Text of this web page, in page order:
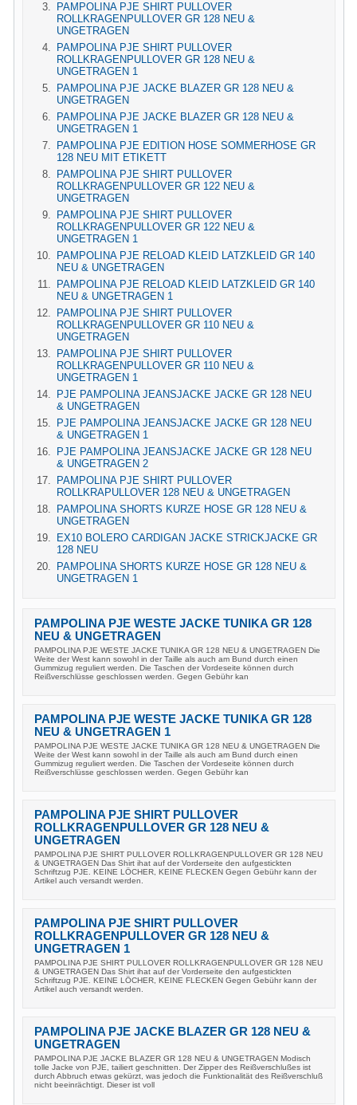
PAMPOLINA PJE SHIRT PULLOVER
ROLLKRAGENPULLOVER GR 128 NEU &
UNGETRAGEN
PAMPOLINA PJE SHIRT PULLOVER
ROLLKRAGENPULLOVER GR 128 NEU &
UNGETRAGEN 1
PAMPOLINA PJE JACKE BLAZER GR 128 NEU &
UNGETRAGEN
PAMPOLINA PJE JACKE BLAZER GR 128 NEU &
UNGETRAGEN 1
PAMPOLINA PJE EDITION HOSE SOMMERHOSE GR
128 NEU MIT ETIKETT
PAMPOLINA PJE SHIRT PULLOVER
ROLLKRAGENPULLOVER GR 122 NEU &
UNGETRAGEN
PAMPOLINA PJE SHIRT PULLOVER
ROLLKRAGENPULLOVER GR 122 NEU &
UNGETRAGEN 1
PAMPOLINA PJE RELOAD KLEID LATZKLEID GR 140
NEU & UNGETRAGEN
PAMPOLINA PJE RELOAD KLEID LATZKLEID GR 140
NEU & UNGETRAGEN 1
PAMPOLINA PJE SHIRT PULLOVER
ROLLKRAGENPULLOVER GR 110 NEU &
UNGETRAGEN
PAMPOLINA PJE SHIRT PULLOVER
ROLLKRAGENPULLOVER GR 110 NEU &
UNGETRAGEN 1
PJE PAMPOLINA JEANSJACKE JACKE GR 128 NEU
& UNGETRAGEN
PJE PAMPOLINA JEANSJACKE JACKE GR 128 NEU
& UNGETRAGEN 1
PJE PAMPOLINA JEANSJACKE JACKE GR 128 NEU
& UNGETRAGEN 2
PAMPOLINA PJE SHIRT PULLOVER
ROLLKRAPULLOVER 128 NEU & UNGETRAGEN
PAMPOLINA SHORTS KURZE HOSE GR 128 NEU &
UNGETRAGEN
EX10 BOLERO CARDIGAN JACKE STRICKJACKE GR
128 NEU
PAMPOLINA SHORTS KURZE HOSE GR 128 NEU &
UNGETRAGEN 1
PAMPOLINA PJE WESTE JACKE TUNIKA GR 128
NEU & UNGETRAGEN
PAMPOLINA PJE WESTE JACKE TUNIKA GR 128 NEU & UNGETRAGEN Die
Weite der West kann sowohl in der Taille als auch am Bund durch einen
Gummizug reguliert werden. Die Taschen der Vordeseite können durch
Reißverschlüsse geschlossen werden. Gegen Gebühr kan
PAMPOLINA PJE WESTE JACKE TUNIKA GR 128
NEU & UNGETRAGEN 1
PAMPOLINA PJE WESTE JACKE TUNIKA GR 128 NEU & UNGETRAGEN Die
Weite der West kann sowohl in der Taille als auch am Bund durch einen
Gummizug reguliert werden. Die Taschen der Vordeseite können durch
Reißverschlüsse geschlossen werden. Gegen Gebühr kan
PAMPOLINA PJE SHIRT PULLOVER
ROLLKRAGENPULLOVER GR 128 NEU &
UNGETRAGEN
PAMPOLINA PJE SHIRT PULLOVER ROLLKRAGENPULLOVER GR 128 NEU
& UNGETRAGEN Das Shirt ihat auf der Vorderseite den aufgestickten
Schriftzug PJE. KEINE LÖCHER, KEINE FLECKEN Gegen Gebühr kann der
Artikel auch versandt werden.
PAMPOLINA PJE SHIRT PULLOVER
ROLLKRAGENPULLOVER GR 128 NEU &
UNGETRAGEN 1
PAMPOLINA PJE SHIRT PULLOVER ROLLKRAGENPULLOVER GR 128 NEU
& UNGETRAGEN Das Shirt ihat auf der Vorderseite den aufgestickten
Schriftzug PJE. KEINE LÖCHER, KEINE FLECKEN Gegen Gebühr kann der
Artikel auch versandt werden.
PAMPOLINA PJE JACKE BLAZER GR 128 NEU &
UNGETRAGEN
PAMPOLINA PJE JACKE BLAZER GR 128 NEU & UNGETRAGEN Modisch
tolle Jacke von PJE, tailiert geschnitten. Der Zipper des Reißverschlußes ist
durch Abbruch etwas gekürzt, was jedoch die Funktionalität des Reißverschluß
nicht beeinrächtigt. Dieser ist voll